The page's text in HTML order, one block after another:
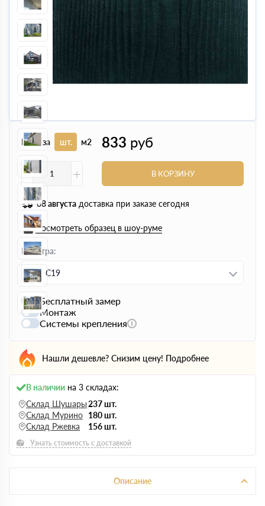
Цена за шт. м2 833 руб
-
+ В КОРЗИНУ
08 августа доставка при заказе сегодня
Посмотреть образец в шоу-руме
Палитра:
C19
Бесплатный замер
Монтаж
Системы крепления
Нашли дешевле? Снизим цену! Подробнее
В наличии на 3 складах:
Склад Шушары237 шт.
Склад Мурино 180 шт.
Склад Ржевка
156 шт.
Узнать стоимость с доставкой
Описание